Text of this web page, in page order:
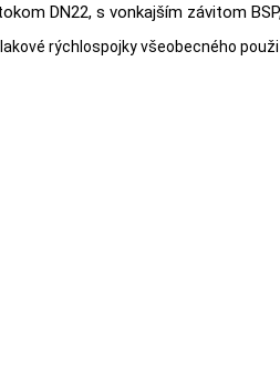
DN22, s vonkajším závitom
rýchlospojky všeobecného